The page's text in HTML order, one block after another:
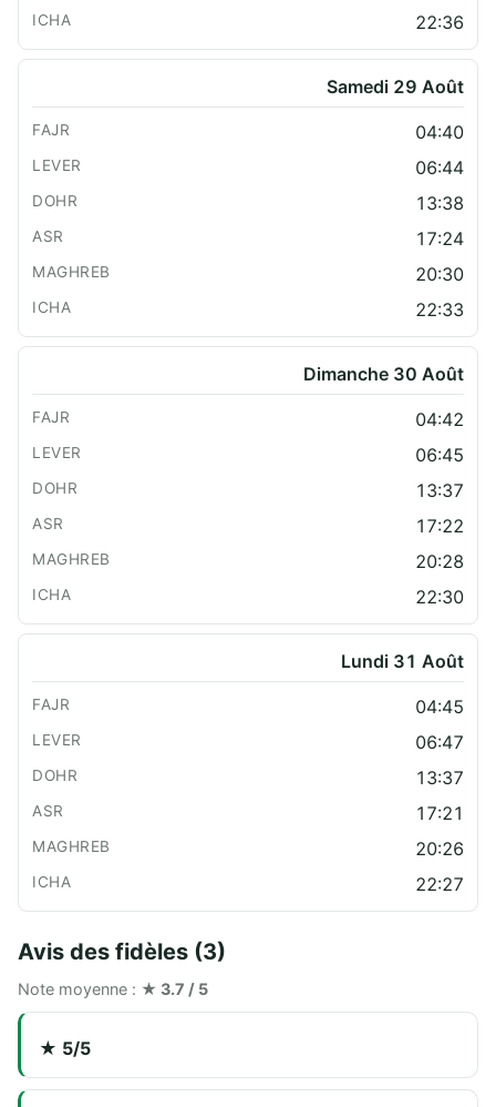
22:36
Samedi 29 Août
04:40
06:44
13:38
17:24
20:30
22:33
Dimanche 30 Août
04:42
06:45
13:37
17:22
20:28
22:30
Lundi 31 Août
04:45
06:47
13:37
17:21
20:26
22:27
Avis des fidèles (3)
Note moyenne : ★ 3.7 / 5
★ 5/5